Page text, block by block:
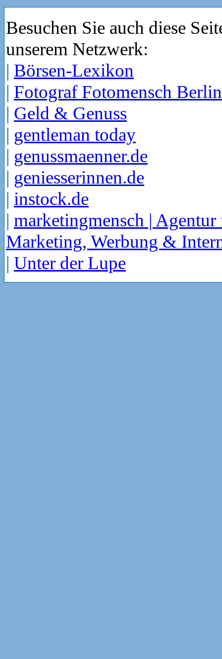
Besuchen Sie auch diese
unserem Netzwerk:
| Börsen-Lexikon
| Fotograf Fotomensch Berlin
| Geld & Genuss
| gentleman today
| genussmaenner.de
| geniesserinnen.de
| instock.de
| marketingmensch | Agentur
Marketing, Werbung &
| Unter der Lupe